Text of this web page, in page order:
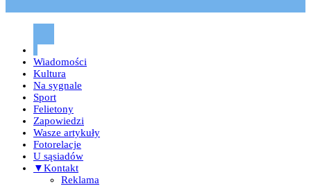
Codziennik mławski – Mława
Wiadomości
Kultura
Na sygnale
Sport
Felietony
Zapowiedzi
Wasze artykuły
Fotorelacje
U sąsiadów
▼Kontakt
Reklama